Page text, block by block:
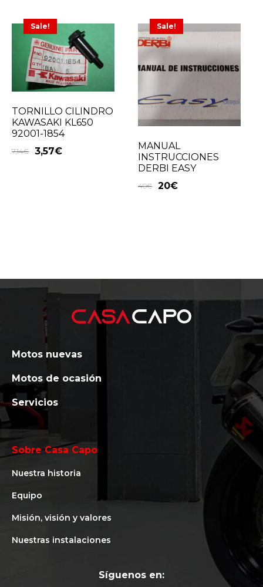
Sale!
TORNILLO CILINDRO
KAWASAKI KL650
92001-1854
7,14€ 3,57€
Sale!
MANUAL
INSTRUCCIONES
DERBI EASY
40€ 20€
Motos nuevas
Motos de ocasión
Servicios
Sobre Casa Capo
Nuestra historia
Equipo
Misión, visión y valores
Nuestras instalaciones
Síguenos en: